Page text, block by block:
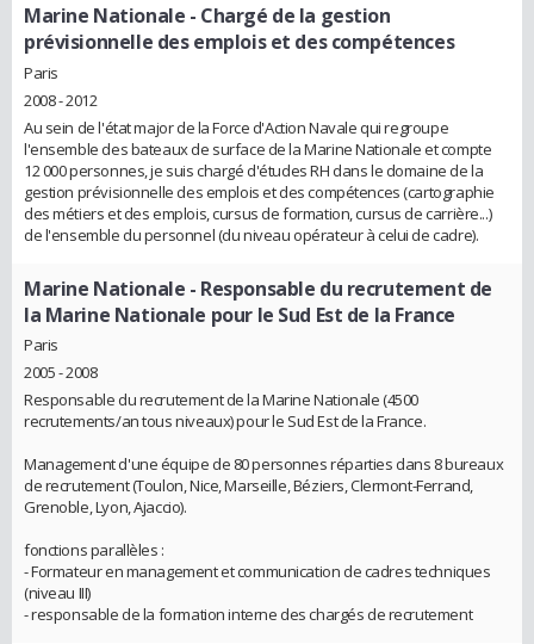
Marine Nationale - Chargé de la gestion
prévisionnelle des emplois et des compétences
Paris
2008 - 2012
Au sein de l'état major de la Force d'Action Navale qui regroupe
l'ensemble des bateaux de surface de la Marine Nationale et compte
12 000 personnes, je suis chargé d'études RH dans le domaine de la
gestion prévisionnelle des emplois et des compétences (cartographie
des métiers et des emplois, cursus de formation, cursus de carrière...)
de l'ensemble du personnel (du niveau opérateur à celui de cadre).
Marine Nationale - Responsable du recrutement de
la Marine Nationale pour le Sud Est de la France
Paris
2005 - 2008
Responsable du recrutement de la Marine Nationale (4500
recrutements/an tous niveaux) pour le Sud Est de la France.
Management d'une équipe de 80 personnes réparties dans 8 bureaux
de recrutement (Toulon, Nice, Marseille, Béziers, Clermont-Ferrand,
Grenoble, Lyon, Ajaccio).
fonctions parallèles :
- Formateur en management et communication de cadres techniques
(niveau III)
- responsable de la formation interne des chargés de recrutement